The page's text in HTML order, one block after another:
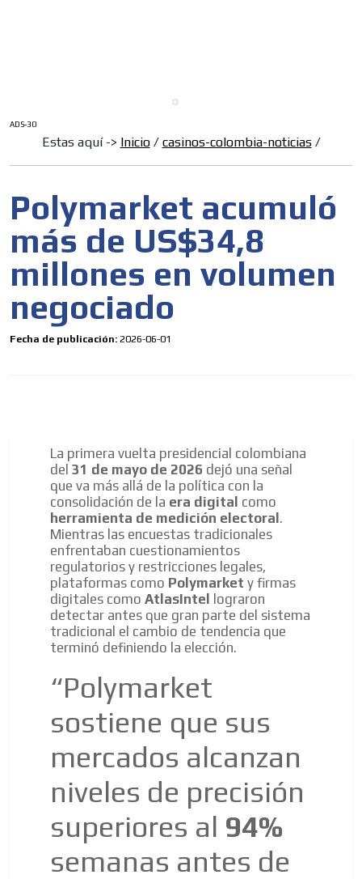
ADS-30
Estas aquí -> Inicio/ casinos-colombia-noticias/
Polymarket acumuló
más de US$34,8
millones en volumen
negociado
Fecha de publicación: 2026-06-01
La primera vuelta presidencial colombiana
del 31 de mayo de 2026 dejó una señal
que va más allá de la política con la
consolidación de la era digital como
herramienta de medición electoral .
Mientras las encuestas tradicionales
enfrentaban cuestionamientos
regulatorios y restricciones legales,
plataformas como Polymarket y firmas
digitales como AtlasIntel
lograron
detectar antes que gran parte del sistema
tradicional el cambio de tendencia que
terminó definiendo la elección.
“Polymarket
sostiene que sus
mercados alcanzan
niveles de precisión
superiores al 94%
semanas antes de